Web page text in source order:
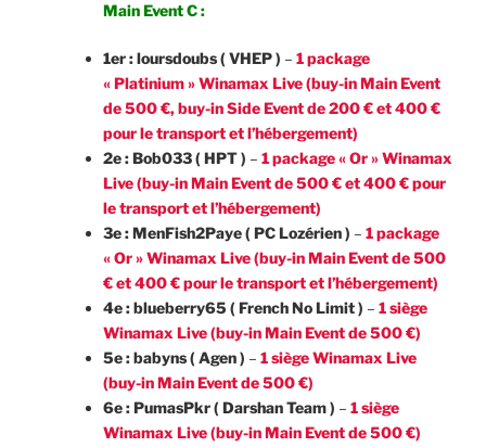
Main Event C :
1er : loursdoubs ( VHEP ) – 1 package
« Platinium » Winamax Live (buy-in Main Event
de 500 €, buy-in Side Event de 200 € et 400 €
pour le transport et l’hébergement)
2e : Bob033 ( HPT ) – 1 package « Or » Winamax
Live (buy-in Main Event de 500 € et 400 € pour
le transport et l’hébergement)
3e : MenFish2Paye ( PC Lozérien ) – 1 package
« Or » Winamax Live (buy-in Main Event de 500
€ et 400 € pour le transport et l’hébergement)
4e : blueberry65 ( French No Limit ) – 1 siège
Winamax Live (buy-in Main Event de 500 €)
5e : babyns ( Agen ) – 1 siège Winamax Live
(buy-in Main Event de 500 €)
6e : PumasPkr ( Darshan Team ) – 1 siège
Winamax Live (buy-in Main Event de 500 €)